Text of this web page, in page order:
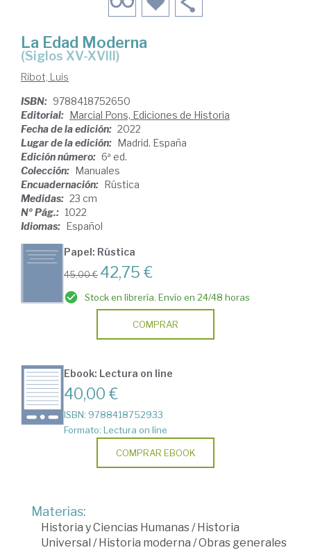
La Edad Moderna
(siglos XV-XVIII)
Ribot, Luis
ISBN: 9788418752650
Editorial: Marcial Pons, Ediciones de Historia
Fecha de la edición: 2022
Lugar de la edición: Madrid. España
Edición número: 6ª ed.
Colección: Manuales
Encuadernación: Rústica
Medidas: 23 cm
Nº Pág.: 1022
Idiomas: Español
Papel: Rústica
45,00 € 42,75 €
Stock en librería. Envío en 24/48 horas
COMPRAR
Ebook: Lectura on line
40,00 €
ISBN: 9788418752933
Formato: Lectura on line
COMPRAR EBOOK
Materias:
Historia y Ciencias Humanas /Historia
Universal /Historia moderna /Obras generales